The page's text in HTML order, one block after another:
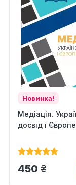
Новинка!
Медіація.
досвід і
450 грн.